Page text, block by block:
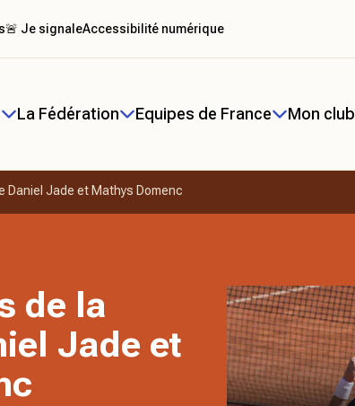
La Fédération Equipes de France Mon club
🚨 Je signaleAccessibilité numérique
Daniel Jade et Mathys Domenc
de la
Jade et